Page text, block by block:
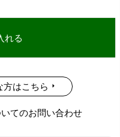
れる
方はこちら
てのお問い合わせ